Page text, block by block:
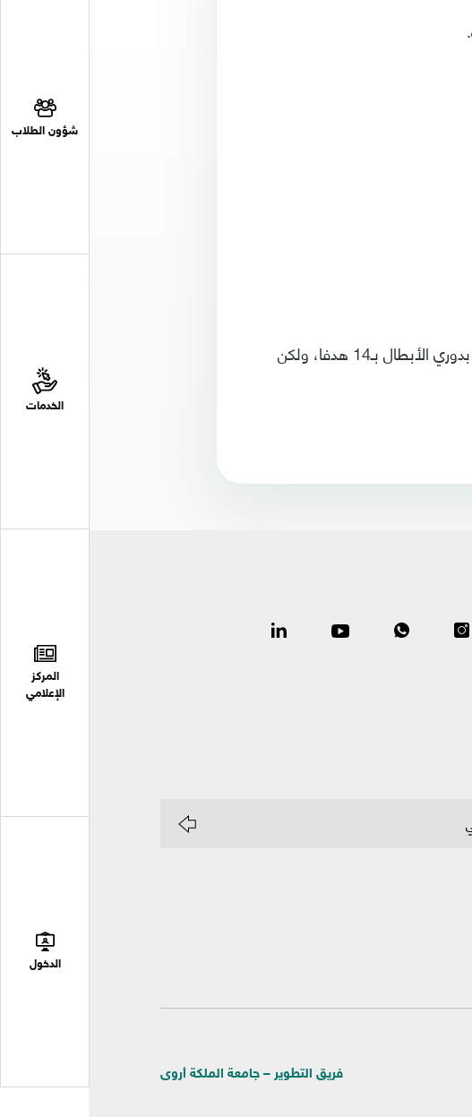
شؤون الطلاب
الخدمات
المركز
الإعلامي
الدخول
واللافت أن صلاح تساوى مع الظاهرة البرازيلية رونالدو في عدد الأهداف بدوري الأبطال بـ14 هدفا، ولكن
فريق التطوير – جامعة الملكة أروى